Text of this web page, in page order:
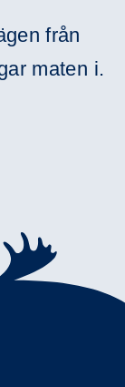
från
maten i.